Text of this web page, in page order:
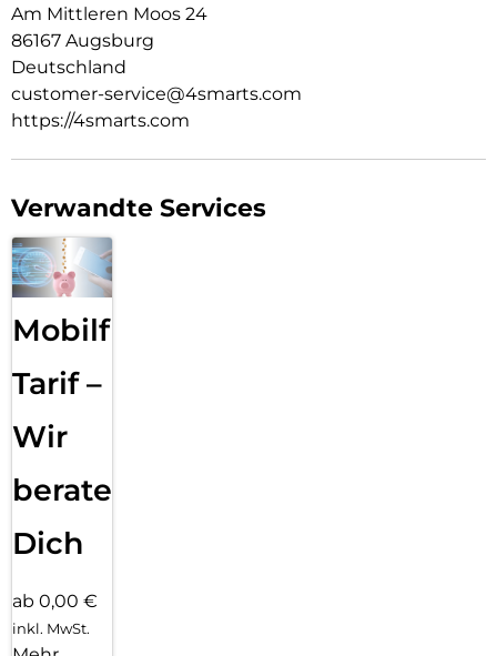
Design deines Geräts und ermöglicht es, die Farbe und die
Feinheiten deines Geräts voll zur Geltung zu bringen.
Am Mittleren Moos 24
86167 Augsburg
Deutschland
customer-service@4smarts.com
https://4smarts.com
Verwandte Services
Mobilfunk
Tarif –
Wir
beraten
Dich
ab 0,00 €
inkl. MwSt.